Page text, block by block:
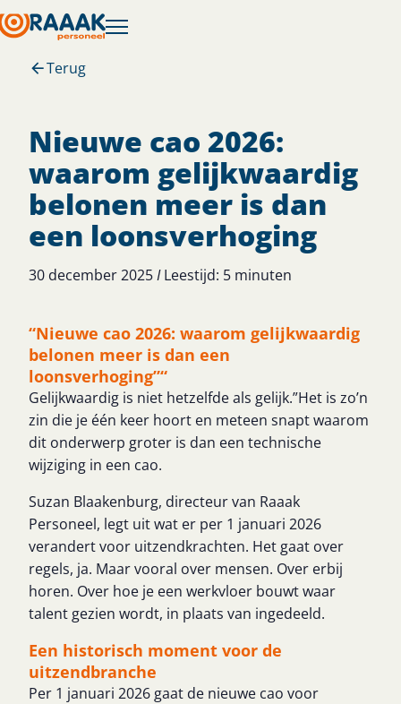
Terug
Nieuwe cao 2026:
waarom gelijkwaardig
belonen meer is dan
een loonsverhoging
30 december 2025ILeestijd: 5 minuten
“Nieuwe cao 2026: waarom gelijkwaardig
belonen meer is dan een
loonsverhoging”“
Gelijkwaardig is niet hetzelfde als gelijk.”Het is zo’n
zin die je één keer hoort en meteen snapt waarom
dit onderwerp groter is dan een technische
wijziging in een cao.
Suzan Blaakenburg, directeur van Raaak
Personeel, legt uit wat er per 1 januari 2026
verandert voor uitzendkrachten. Het gaat over
regels, ja. Maar vooral over mensen. Over erbij
horen. Over hoe je een werkvloer bouwt waar
talent gezien wordt, in plaats van ingedeeld.
Een historisch moment voor de
uitzendbranche
Per 1 januari 2026 gaat de nieuwe cao voor